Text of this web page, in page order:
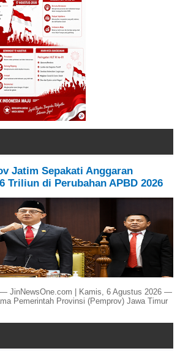
Jatim Sepakati Anggaran
Triliun di Perubahan APBD 2026
JinNewsOne.com | Kamis, 6 Agustus 2026 —
Pemerintah Provinsi (Pemprov) Jawa Timur